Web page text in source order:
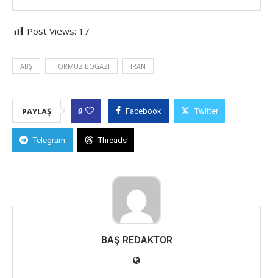
Post Views: 17
ABŞ HÖRMÜZ BOĞAZI İRAN
PAYLAŞ 0 Facebook Twitter
Telegram Threads
BAŞ REDAKTOR